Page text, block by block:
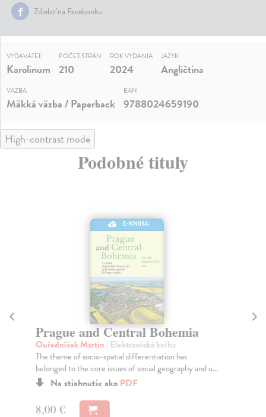
Zdielať na Facebooku
VYDAVATEĽ
Karolinum
POČET STRÁN
210
ROK VYDANIA
2024
JAZYK
Angličtina
VÄZBA
Mäkká väzba / Paperback
EAN
9788024659190
High-contrast mode
Podobné tituly
E-KNIHA
Prague and Central Bohemia
Ouředníček Martin | Elektronická kniha
The theme of socio-spatial differentiation has
belonged to the core issues of social geography and u...
Na stiahnutie ako PDF
8,00 €